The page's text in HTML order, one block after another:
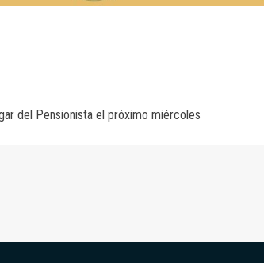
del Pensionista el próximo miércoles